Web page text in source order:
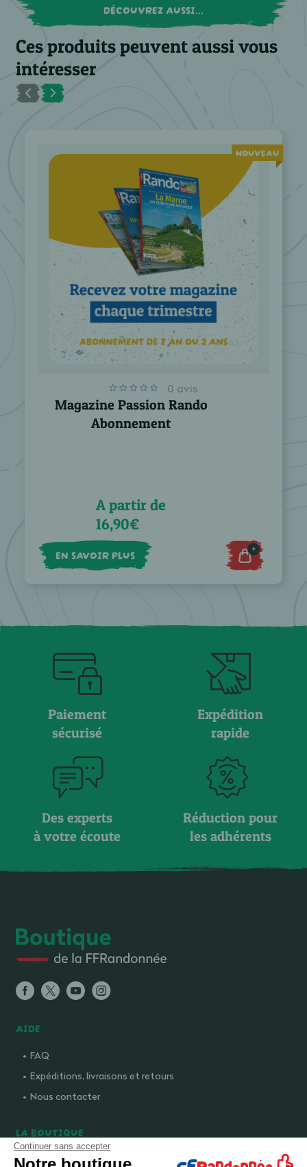
DÉCOUVREZ AUSSI...
Ces produits peuvent aussi vous
intéresser
NOUVEAU
0 avis
Magazine Passion Rando
Abonnement
A partir de
16,90€
EN SAVOIR PLUS +
Paiement
sécurisé
Expédition
rapide
Des experts
à votre écoute
Réduction pour
les adhérents
AIDE
FAQ
Expéditions, livraisons et retours
Nous contacter
LA BOUTIQUE
Qui sommes-nous ?
Continuer sans accepter